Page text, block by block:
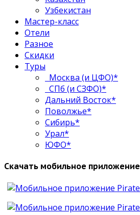
Узбекистан
Мастер-класс
Отели
Разное
Скидки
Туры
Москва (и ЦФО)*
СПб (и СЗФО)*
Дальний Восток*
Поволжье*
Сибирь*
Урал*
ЮФО*
Скачать мобильное приложение